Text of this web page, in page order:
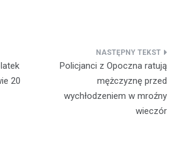
20
Policjanci z Opoczna ratują
mężczyznę przed
wychłodzeniem w mroźny
wieczór